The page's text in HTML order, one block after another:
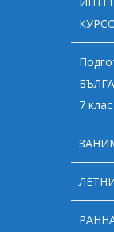
7 клас